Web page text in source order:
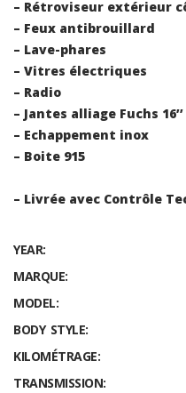
– Rétroviseur extérieur
– Feux antibrouillard
– Lave-phares
– Vitres électriques
– Radio
– Jantes alliage Fuchs 16’’
– Echappement inox
– Boite 915
– Livrée avec Contrôle
YEAR:
MARQUE:
MODEL:
BODY STYLE:
KILOMÉTRAGE:
TRANSMISSION: